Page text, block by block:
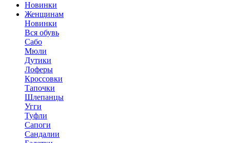
Новинки
Женщинам
Новинки
Вся обувь
Сабо
Мюли
Дутики
Лоферы
Кроссовки
Тапочки
Шлепанцы
Угги
Туфли
Сапоги
Сандалии